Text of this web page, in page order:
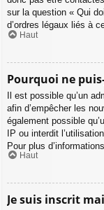
sur la question « Qui
d’ordres légaux liés à
Haut
Pourquoi ne
Il est possible qu’un
afin d’empêcher les
également possible
IP ou interdit
Pour plus
Haut
Je suis inscrit